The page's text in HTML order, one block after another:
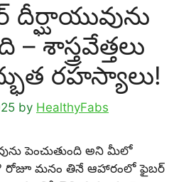
దీర్ఘాయువును
– శాస్త్రవేత్తలు
రహస్యాలు!
by HealthyFabs
పెంచుతుంది అని మీలో
రోజూ మనం తినే ఆహారంలో ఫైబర్